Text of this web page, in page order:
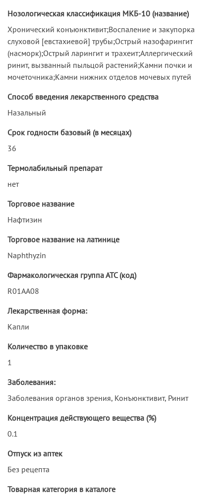
Нозологическая классификация МКБ-10 (название)
Хронический конъюнктивит;Воспаление и закупорка
слуховой [евстахиевой] трубы;Острый назофарингит
(насморк);Острый ларингит и трахеит;Аллергический
ринит, вызванный пыльцой растений;Камни почки и
мочеточника;Камни нижних отделов мочевых путей
Способ введения лекарственного средства
Назальный
Срок годности базовый (в месяцах)
36
Термолабильный препарат
нет
Торговое название
Нафтизин
Торговое название на латинице
Naphthyzin
Фармакологическая группа АТС (код)
R01AA08
Лекарственная форма:
Капли
Количество в упаковке
1
Заболевания:
Заболевания органов зрения, Конъюнктивит, Ринит
Концентрация действующего вещества (%)
0.1
Отпуск из аптек
Без рецепта
Товарная категория в каталоге